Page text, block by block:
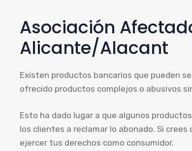
Asociación
Alicante/Alacant
Existen productos bancarios que pueden
ofrecido productos complejos o abusivos
Esto ha dado lugar a que algunos
los clientes a reclamar lo abonado. Si
ejercer tus derechos como consumidor.